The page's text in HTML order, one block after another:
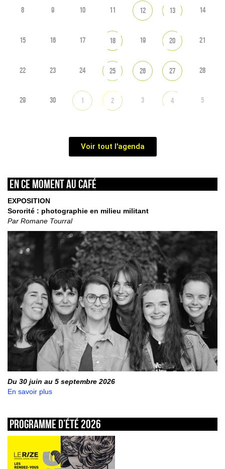
8 9 10 11 12 13 14
15 16 17 18 19 20 21
22 23 24 25 26 27 28
29 30 1 2 3 4 5
Voir tout l'agenda
En ce moment au café
EXPOSITION
Sororité : photographie en milieu militant
Par Romane Tourral
Du 30 juin au 5 septembre 2026
En savoir plus
Programme d’été 2026